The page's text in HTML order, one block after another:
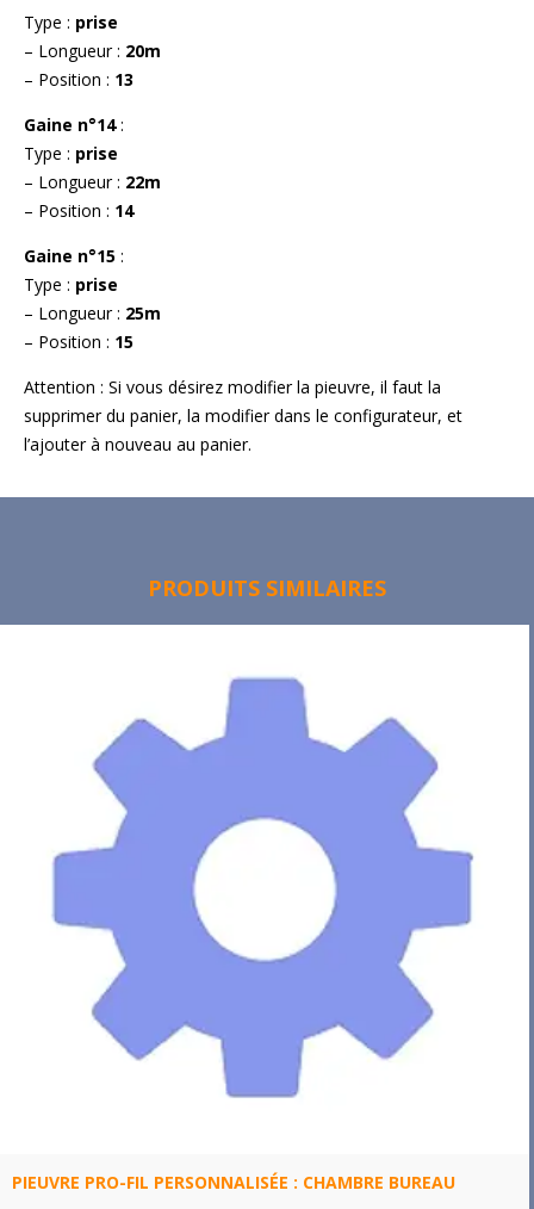
Type : prise
– Longueur : 20m
– Position : 13
Gaine n°14:
Type : prise
– Longueur : 22m
– Position : 14
Gaine n°15 :
Type : prise
– Longueur : 25m
– Position : 15
Attention : Si vous désirez modifier la pieuvre, il faut la
supprimer du panier, la modifier dans le configurateur, et
l’ajouter à nouveau au panier.
PRODUITS SIMILAIRES
PIEUVRE PRO-FIL PERSONNALISÉE : CHAMBRE BUREAU